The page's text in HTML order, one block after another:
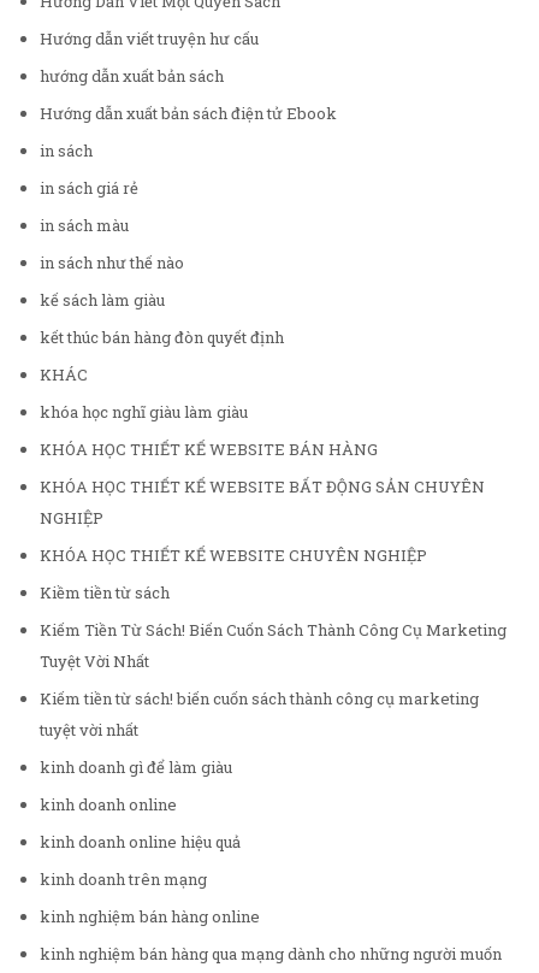
Hướng dẫn viết truyện hư cấu
hướng dẫn xuất bản sách
Hướng dẫn xuất bản sách điện tử Ebook
in sách
in sách giá rẻ
in sách màu
in sách như thế nào
kế sách làm giàu
kết thúc bán hàng đòn quyết định
KHÁC
khóa học nghĩ giàu làm giàu
KHÓA HỌC THIẾT KẾ WEBSITE BÁN HÀNG
KHÓA HỌC THIẾT KẾ WEBSITE BẤT ĐỘNG SẢN CHUYÊN
NGHIỆP
KHÓA HỌC THIẾT KẾ WEBSITE CHUYÊN NGHIỆP
Kiềm tiền từ sách
Kiếm Tiền Từ Sách! Biến Cuốn Sách Thành Công Cụ Marketing
Tuyệt Vời Nhất
Kiếm tiền từ sách! biến cuốn sách thành công cụ marketing
tuyệt vời nhất
kinh doanh gì để làm giàu
kinh doanh online
kinh doanh online hiệu quả
kinh doanh trên mạng
kinh nghiệm bán hàng online
kinh nghiệm bán hàng qua mạng dành cho những người muốn